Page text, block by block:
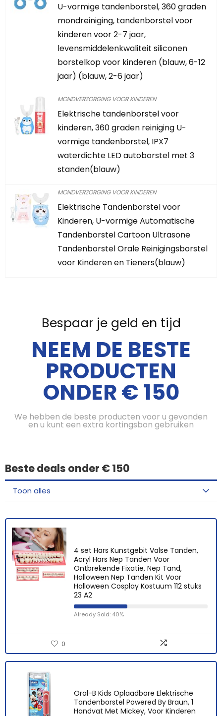
U-vormige tandenborstel, 360 graden
mondreiniging, tandenborstel voor
kinderen voor 2-7 jaar,
levensmiddelenkwaliteit siliconen
borstelkop voor kinderen (blauw, 6-12
jaar) (blauw, 2-6 jaar)
MONDVERZORGING VOOR KINDEREN
Elektrische tandenborstel voor
kinderen, 360 graden reiniging U-
vormige tandenborstel, IPX7
waterdichte LED autoborstel met 3
standen(blauw)
MONDVERZORGING VOOR KINDEREN
Elektrische Tandenborstel voor
Kinderen, U-vormige Automatische
Tandenborstel Cartoon Ultrasone
Tandenborstel Orale Reinigingsborstel
voor Kinderen en Tieners(blauw)
Bespaar je geld en tijd
NEEM DE BESTE
PRODUCTEN
ONDER € 150
We hebben de beste producten voor u gevonden
en u kunt een extra kortingsbon gebruiken
Beste deals onder € 150
Toon alles
4 set Hars Kunstgebit Valse Tanden,
Acryl Hars Nep Tanden Voor
Ontbrekende Fixatie, Nep Tand,
Halloween Nep Tanden Kit Voor
Halloween Cosplay Kostuum 112 stuks
23 A2
Already Sold: 40%
0
Oral-B Kids Oplaadbare Elektrische
Tandenborstel Powered By Braun, 1
Handvat Met Mickey, Voor Kinderen